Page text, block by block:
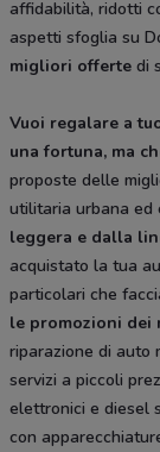
affidabilità, ridotti
aspetti sfoglia su
migliori offerte di
Vuoi regalare a
una fortuna, ma
proposte delle
utilitaria urbana ed
leggera e dalla
acquistato la tua
particolari che
le promozioni dei
riparazione di auto
servizi a piccoli
elettronici e diesel
con